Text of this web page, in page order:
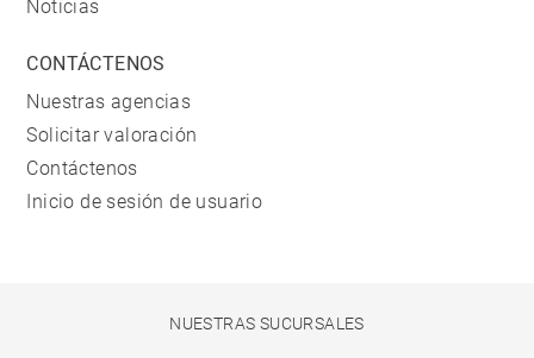
Noticias
CONTÁCTENOS
Nuestras agencias
Solicitar valoración
Contáctenos
Inicio de sesión de usuario
NUESTRAS SUCURSALES